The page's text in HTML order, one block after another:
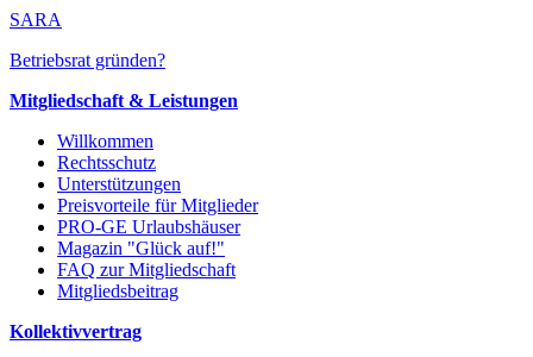
SARA
Betriebsrat gründen?
Mitgliedschaft & Leistungen
Willkommen
Rechtsschutz
Unterstützungen
Preisvorteile für Mitglieder
PRO-GE Urlaubshäuser
Magazin "Glück auf!"
FAQ zur Mitgliedschaft
Mitgliedsbeitrag
Kollektivvertrag